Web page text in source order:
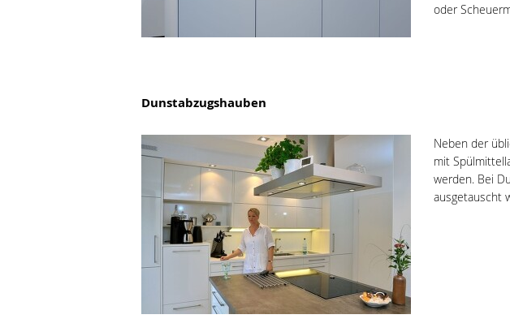
oder
Dunstabzugshauben
Neben der
mit
werden. Bei
ausgetauscht